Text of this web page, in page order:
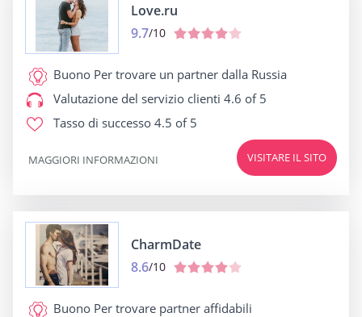
Love.ru
9.7/10
Buono Per trovare un partner dalla Russia
Valutazione del servizio clienti 4.6 of 5
Tasso di successo 4.5 of 5
VISITARE IL SITO
MAGGIORI INFORMAZIONI
CharmDate
8.6/10
Buono Per trovare partner affidabili